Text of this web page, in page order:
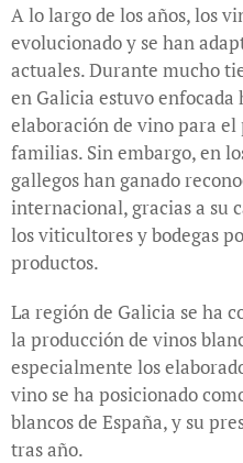
A lo largo de los años, los
evolucionado y se han
actuales. Durante mucho
en Galicia estuvo
elaboración de vino para
familias. Sin embargo, en
gallegos han ganado
internacional, gracias a su
los viticultores y bodegas
productos.
La región de Galicia se ha
la producción de vinos
especialmente los
vino se ha posicionado
blancos de España, y su
tras año.